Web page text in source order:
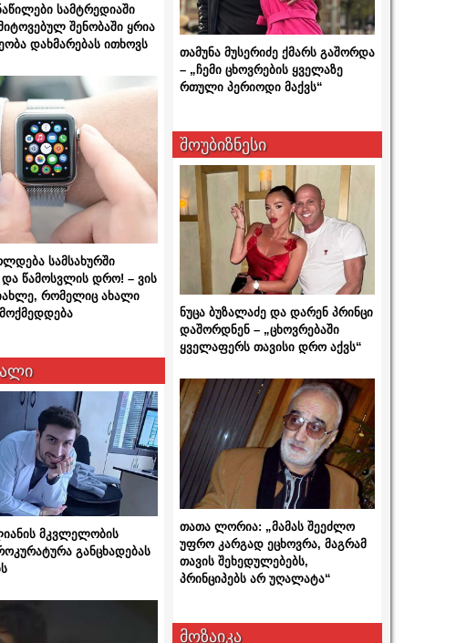
სამტრედიაში
შენობაში ყრია
დახმარებას ითხოვს
სამსახურში
და წამოსვლის დრო! – ვის
რომელიც ახალი
მკვლელობის
განცხადებას
თამუნა მუსერიძე ქმარს გაშორდა
– „ჩემი ცხოვრების ყველაზე
რთული პერიოდი მაქვს“
შოუბიზნესი
ნუცა ბუზალაძე და დარენ პრინცი
დაშორდნენ – „ცხოვრებაში
ყველაფერს თავისი დრო აქვს“
თათა ლორია: „მამას შეეძლო
უფრო კარგად ეცხოვრა, მაგრამ
თავის შეხედულებებს,
პრინციპებს არ უღალატა“
მოზაიკა